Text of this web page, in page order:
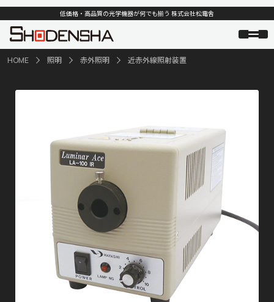
低価格・高品質の光学機器が何でも揃う 株式会社松電舎
HOME 照明 赤外照明 近赤外線照射装置